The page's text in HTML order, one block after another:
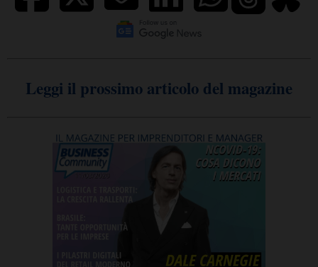
Leggi il prossimo articolo del magazine